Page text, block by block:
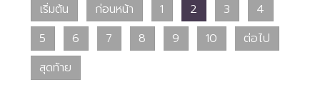
เริ่มต้น ก่อนหน้า 1 2 3
4
5
6 7 8 9 10
ต่อไป
สุดท้าย